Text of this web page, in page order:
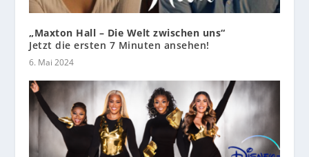
„Maxton Hall – Die Welt zwischen uns“
Jetzt die ersten 7 Minuten ansehen!
6. Mai 2024